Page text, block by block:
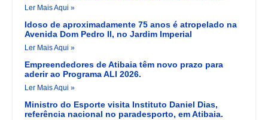
Ler Mais Aqui »
Idoso de aproximadamente 75 anos é atropelado na
Avenida Dom Pedro II, no Jardim Imperial
Ler Mais Aqui »
Empreendedores de Atibaia têm novo prazo para
aderir ao Programa ALI 2026.
Ler Mais Aqui »
Ministro do Esporte visita Instituto Daniel Dias,
referência nacional no paradesporto, em Atibaia.